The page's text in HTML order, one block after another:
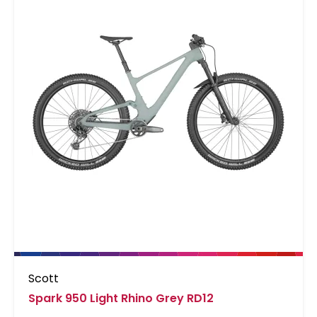
Scott
Spark 950 Light Rhino Grey RD12